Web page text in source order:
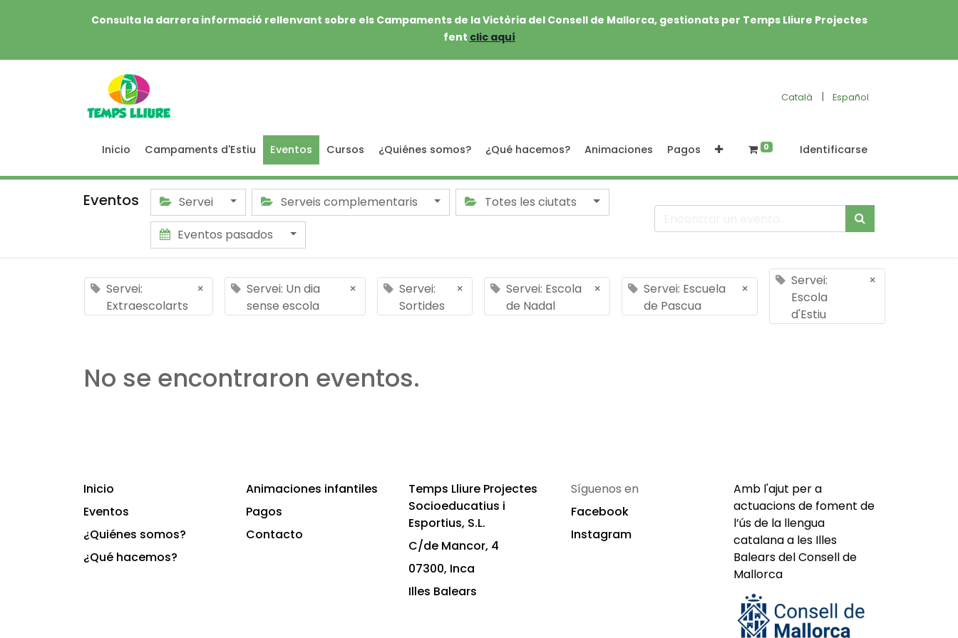
Consulta la darrera informació rellenvant sobre els Campaments de la Victòria del Consell de Mallorca, gestionats per Temps Lliure Projectes
fent clic aquí
Català | Español
Inicio Campaments d'Estiu Eventos Cursos ¿Quiénes somos? ¿Qué hacemos? Animaciones Pagos 0 Identificarse
Eventos Servei Serveis complementaris
Totes les ciutats
Eventos pasados
Servei:
Extraescolarts
×
Servei: Un dia
sense escola
×
Servei:
Sortides
×
Servei: Escola
de Nadal
×
Servei: Escuela
de Pascua
×
Servei:
Escola
d'Estiu
×
No se encontraron eventos.
Inicio
Eventos
¿Quiénes somos?
¿Qué hacemos?
Animaciones infantiles
Pagos
Contacto
Temps Lliure Projectes
Socioeducatius i
Esportius, S.L.
C/de Mancor, 4
07300, Inca
Illes Balears
Síguenos en
Facebook
Instagram
Amb l'ajut per a
actuacions de foment de
l’ús de la llengua
catalana a les Illes
Balears del Consell de
Mallorca